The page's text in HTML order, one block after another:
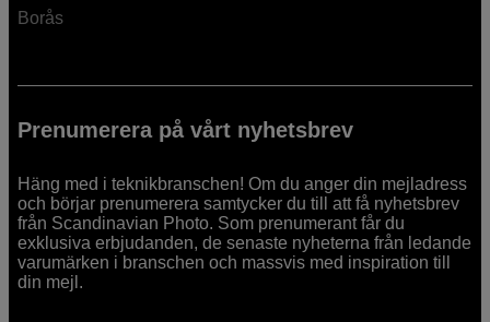
Borås
Prenumerera på vårt nyhetsbrev
Häng med i teknikbranschen! Om du anger din mejladress
och börjar prenumerera samtycker du till att få nyhetsbrev
från Scandinavian Photo. Som prenumerant får du
exklusiva erbjudanden, de senaste nyheterna från ledande
varumärken i branschen och massvis med inspiration till
din mejl.